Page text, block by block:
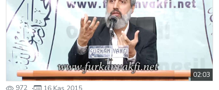
02:03
972